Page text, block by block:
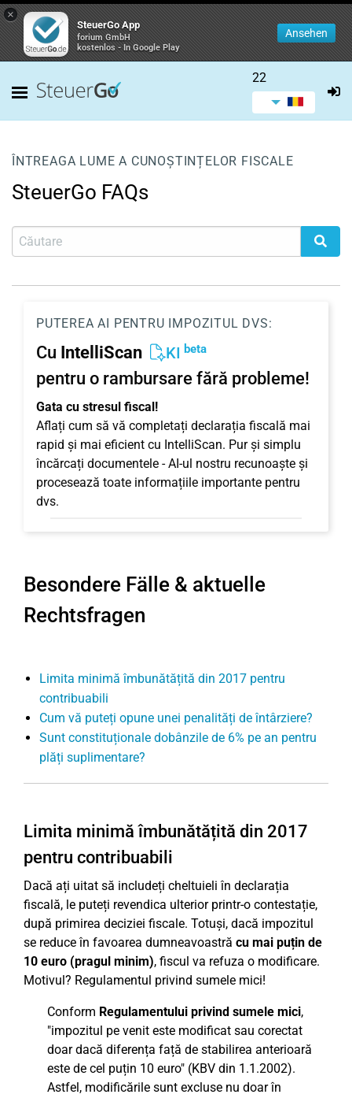
×
SteuerGo App
forium GmbH
kostenlos - In Google Play
Ansehen
22
ÎNTREAGA LUME A CUNOȘTINȚELOR FISCALE
SteuerGo FAQs
PUTEREA AI PENTRU IMPOZITUL DVS:
Cu IntelliScan KI beta
pentru o rambursare fără probleme!
Gata cu stresul fiscal!
Aflați cum să vă completați declarația fiscală mai
rapid și mai eficient cu IntelliScan. Pur și simplu
încărcați documentele - AI-ul nostru recunoaște și
procesează toate informațiile importante pentru
dvs.
Besondere Fälle & aktuelle
Rechtsfragen
Limita minimă îmbunătățită din 2017 pentru
contribuabili
Cum vă puteți opune unei penalități de întârziere?
Sunt constituționale dobânzile de 6% pe an pentru
plăți suplimentare?
Limita minimă îmbunătățită din 2017
pentru contribuabili
Dacă ați uitat să includeți cheltuieli în declarația
fiscală, le puteți revendica ulterior printr-o contestație,
după primirea deciziei fiscale. Totuși, dacă impozitul
se reduce în favoarea dumneavoastră cu mai puțin de
10 euro (pragul minim), fiscul va refuza o modificare.
Motivul? Regulamentul privind sumele mici!
Conform Regulamentului privind sumele mici,
"impozitul pe venit este modificat sau corectat
doar dacă diferența față de stabilirea anterioară
este de cel puțin 10 euro" (KBV din 1.1.2002).
Astfel, modificările sunt excluse nu doar în